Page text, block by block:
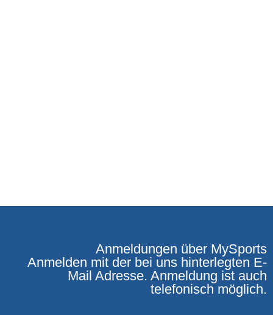
Anmeldungen über MySports
Anmelden mit der bei uns hinterlegten E-
Mail Adresse. Anmeldung ist auch
telefonisch möglich.